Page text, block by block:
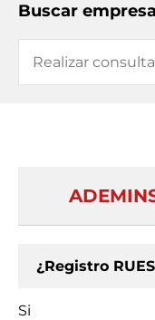
Buscar empresa
¿Registro
Si